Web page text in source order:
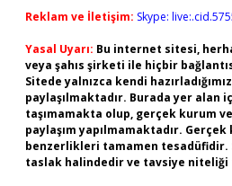
Reklam ve İletişim: Skype:
Yasal Uyarı: Bu internet sitesi,
veya şahıs şirketi ile hiçbir
Sitede yalnızca kendi
paylaşılmaktadır. Burada yer alan
taşımamakta olup, gerçek kurum
paylaşım yapılmamaktadır.
benzerlikleri tamamen
taslak halindedir ve tavsiye niteliği